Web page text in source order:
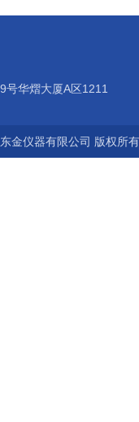
号华熠大厦A区1211
金仪器有限公司 版权所